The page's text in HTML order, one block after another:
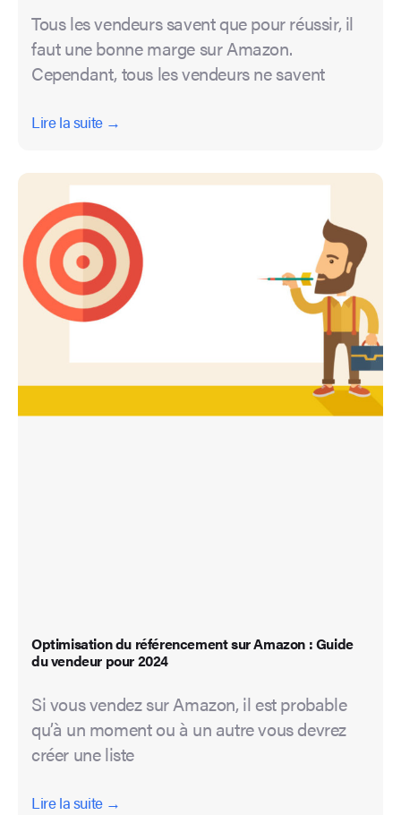
Tous les vendeurs savent que pour réussir, il
faut une bonne marge sur Amazon.
Cependant, tous les vendeurs ne savent
Lire la suite →
Optimisation du référencement sur Amazon : Guide
du vendeur pour 2024
Si vous vendez sur Amazon, il est probable
qu’à un moment ou à un autre vous devrez
créer une liste
Lire la suite →